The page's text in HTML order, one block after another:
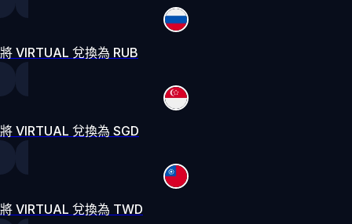
將 VIRTUAL 兌換為 RUB
將 VIRTUAL 兌換為 SGD
將 VIRTUAL 兌換為 TWD